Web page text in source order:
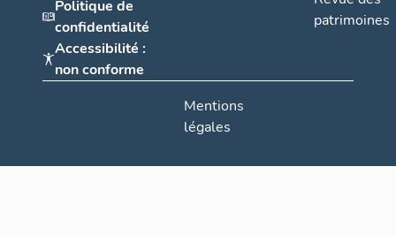
Politique de
confidentialité
Accessibilité :
non conforme
patrimoines
Mentions
légales